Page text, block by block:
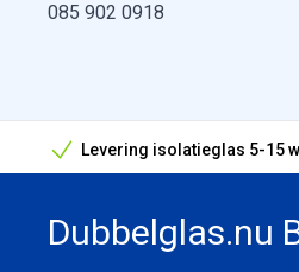
085 902 0918
Levering isolatieglas 5-15
Bouwvak geopend! Óók
Dubbelglas.nu